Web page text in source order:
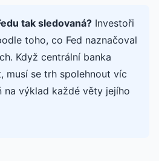
tak sledovaná? Investoři
toho, co Fed naznačoval
Když centrální banka
musí se trh spolehnout víc
na výklad každé věty jejího